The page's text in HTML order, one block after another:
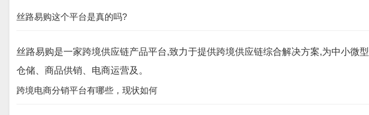
丝路易购这个平台是真的吗?
丝路易购是一家跨境供应链产品平台,致力于提供跨境供应链综合解决方案,为中小微
仓储、商品供销、电商运营及。
跨境电商分销平台有哪些，现状如何